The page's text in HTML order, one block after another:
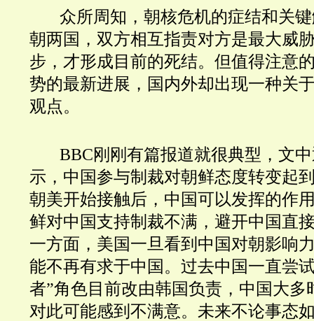
众所周知，朝核危机的症结和关
朝两国，双方相互指责对方是最大威
步，才形成目前的死结。但值得注意
势的最新进展，国内外却出现一种关
观点。
BBC刚刚有篇报道就很典型，文
示，中国参与制裁对朝鲜态度转变起
朝美开始接触后，中国可以发挥的作
鲜对中国支持制裁不满，避开中国直
一方面，美国一旦看到中国对朝影响
能不再有求于中国。过去中国一直尝
者”角色目前改由韩国负责，中国大多
对此可能感到不满意。未来不论事态